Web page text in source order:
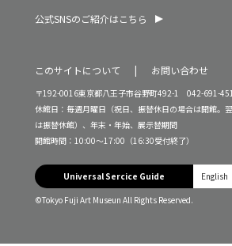
公式SNSのご紹介はこちら
このサイトについて お問い合わせ
〒192-0016東京都八王子市谷野町492-1 042-691-
休館日：毎週月曜日（祝日、振替休日の場合は開館。
は振替休館）、年末・年始、展示替期間
開館時間：10:00～17:00（16:30受付終了）
Universal Sercice Guide
©Tokyo Fuji Art Museun All Rights Reserved.